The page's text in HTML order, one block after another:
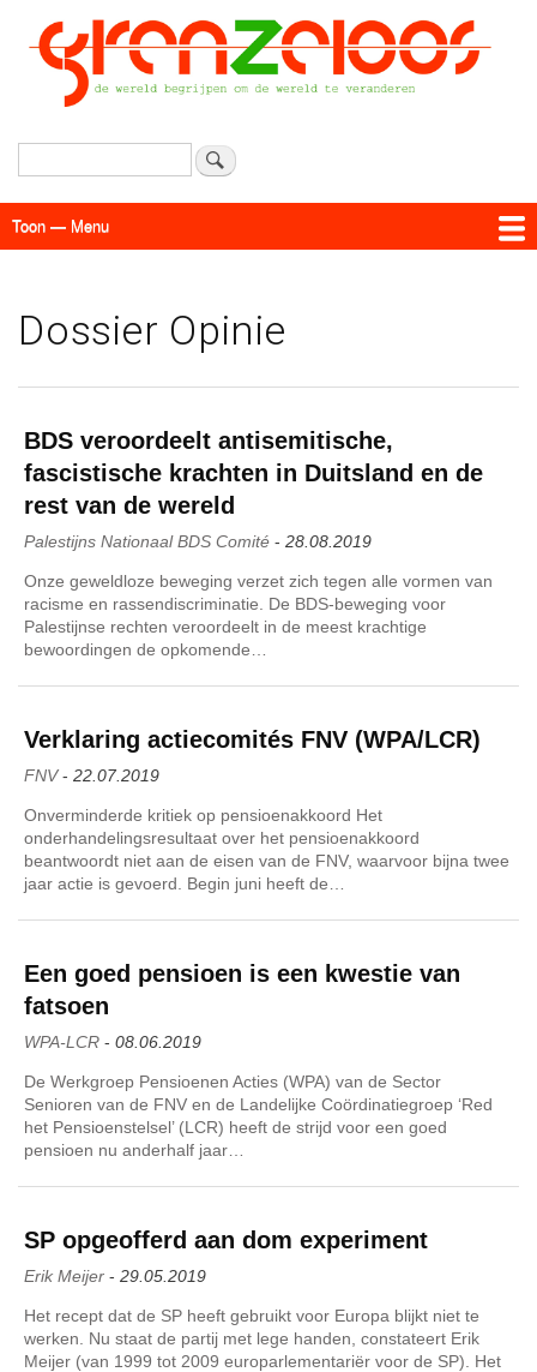
Overslaan
en
naar
de
Zoeken
Menu
Toon — Menu
Dossier Opinie
BDS veroordeelt antisemitische,
fascistische krachten in Duitsland en de
rest van de wereld
Palestijns Nationaal BDS Comité - 28.08.2019
Onze geweldloze beweging verzet zich tegen alle vormen van
racisme en rassendiscriminatie. De BDS-beweging voor
Palestijnse rechten veroordeelt in de meest krachtige
bewoordingen de opkomende…
Verklaring actiecomités FNV (WPA/LCR)
FNV- 22.07.2019
Onverminderde kritiek op pensioenakkoord Het
onderhandelingsresultaat over het pensioenakkoord
beantwoordt niet aan de eisen van de FNV, waarvoor bijna twee
jaar actie is gevoerd. Begin juni heeft de…
Een goed pensioen is een kwestie van
fatsoen
WPA-LCR - 08.06.2019
De Werkgroep Pensioenen Acties (WPA) van de Sector
Senioren van de FNV en de Landelijke Coördinatiegroep ‘Red
het Pensioenstelsel’ (LCR) heeft de strijd voor een goed
pensioen nu anderhalf jaar…
SP opgeofferd aan dom experiment
Erik Meijer - 29.05.2019
Het recept dat de SP heeft gebruikt voor Europa blijkt niet te
werken. Nu staat de partij met lege handen, constateert Erik
Meijer (van 1999 tot 2009 europarlementariër voor de SP). Het